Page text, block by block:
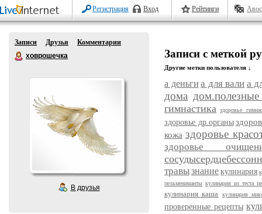
Регистрация Вход Рейтинги
Записи Друзья
Комментарии
ховрошечка
В друзья
Записи с меткой
Другие метки пользователя ↓
а деньги а для вали а
дома
гимнастика здоровье
здоровье др.органы
кожа здоровье
здоровье
травызнание кулинария
пельмениманты кулинария из теста
кулинария каша кулинария
проверенные рецепты